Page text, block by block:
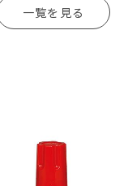
一覧を見る